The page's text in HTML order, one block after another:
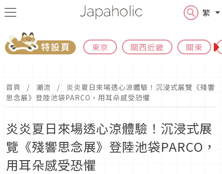
繁
東京 關西近畿 關東
首頁 潮流
炎炎夏日來場透心涼體驗！沉浸式展覽《殘響
思念展》登陸池袋PARCO，用耳朵感受恐懼
炎炎夏日來場透心涼體驗！沉浸式展
覽《殘響思念展》登陸池袋PARCO，
用耳朵感受恐懼